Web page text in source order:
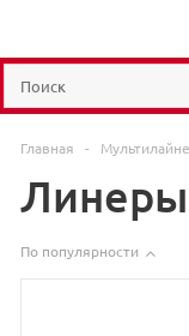
Главная -
Линеры
По популярности